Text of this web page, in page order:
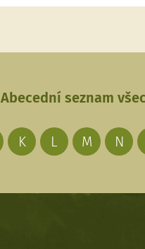
Abecední seznam
K L M N